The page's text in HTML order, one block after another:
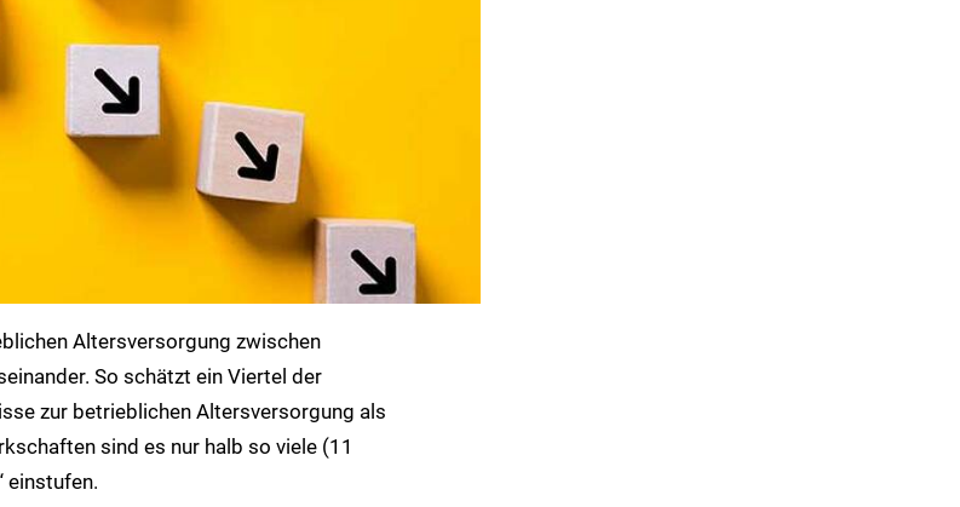
Altersversorgung zwischen
So schätzt ein Viertel der
zur betrieblichen Altersversorgung als
sind es nur halb so viele (11
einstufen.